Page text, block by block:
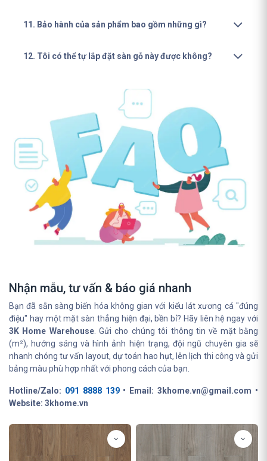
11. Bảo hành của sản phẩm bao gồm những gì?
12. Tôi có thể tự lắp đặt sàn gỗ này được không?
Nhận mẫu, tư vấn & báo giá nhanh
Bạn đã sẵn sàng biến hóa không gian với kiểu lát xương cá "đúng
điệu" hay một mặt sàn thẳng hiện đại, bền bỉ? Hãy liên hệ ngay với
3K Home Warehouse. Gửi cho chúng tôi thông tin về mặt bằng
(m²), hướng sáng và hình ảnh hiện trạng, đội ngũ chuyên gia sẽ
nhanh chóng tư vấn layout, dự toán hao hụt, lên lịch thi công và gửi
bảng màu phù hợp nhất với phong cách của bạn.
Hotline/Zalo: 091 8888 139• Email: 3khome.vn@gmail.com •
Website: 3khome.vn